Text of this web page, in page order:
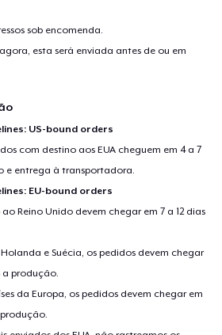
sob encomenda.
esta será enviada antes de ou em
US-bound orders
com destino aos EUA cheguem em 4 a 7
e entrega à transportadora.
EU-bound orders
Reino Unido devem chegar em 7 a 12 dias
e Suécia, os pedidos devem chegar
a produção.
da Europa, os pedidos devem chegar em
produção.